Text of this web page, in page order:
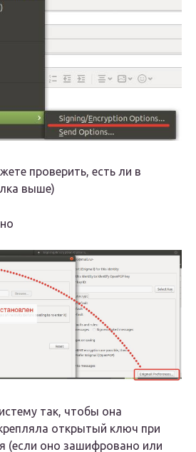
проверить, есть ли в
выше)
так, чтобы она
открытый ключ при
(если оно зашифровано или